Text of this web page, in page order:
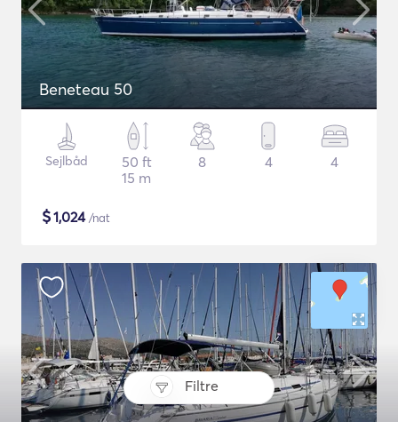
Filtre
Beneteau 50
Sejlbåd
50 ft
15 m
8 4 4
$1,024/nat